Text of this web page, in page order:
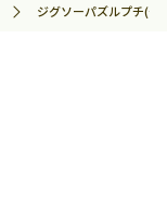
ジグソーパズルプチ(や